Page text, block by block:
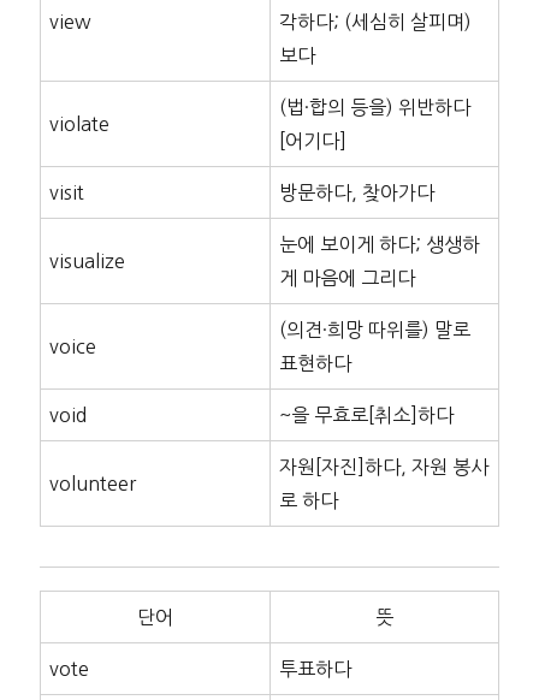
view
각하다; (세심히 살피며)
보다
violate
(법·합의 등을) 위반하다
[어기다]
visit 방문하다, 찾아가다
visualize
눈에 보이게 하다; 생생하
게 마음에 그리다
voice
(의견·희망 따위를) 말로
표현하다
void ~을 무효로[취소]하다
volunteer
자원[자진]하다, 자원 봉사
로 하다
단어 뜻
vote 투표하다